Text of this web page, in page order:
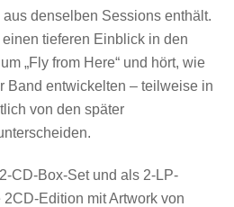
denselben Sessions enthält.
tieferen Einblick in den
„Fly from Here“ und hört, wie
Band entwickelten – teilweise in
von den später
CD-Box-Set und als 2-LP-
Edition mit Artwork von